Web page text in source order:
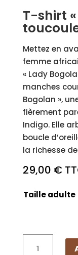
T-shirt
Mettez en
femme
« Lady
manches
Bogolan »,
fièrement
Indigo. Elle
boucle
la richesse
29,00 €
Taille adulte